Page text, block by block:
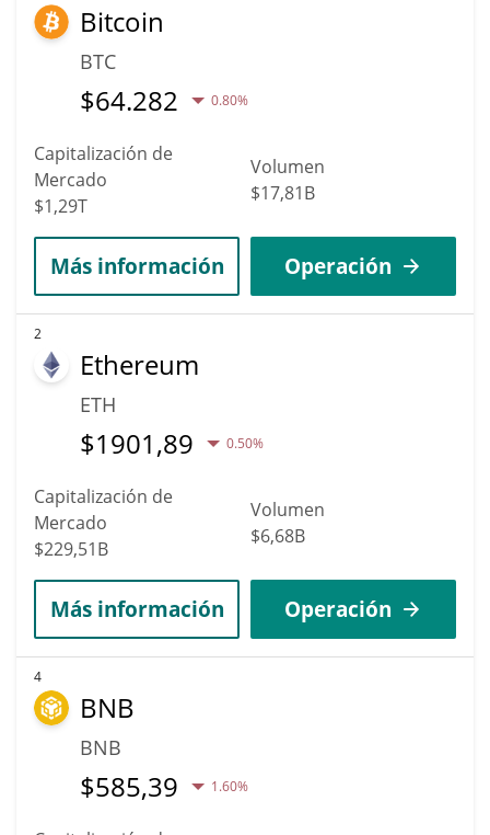
Bitcoin
BTC
$64.282 0.80%
Capitalización de
Mercado
$1,29T
Volumen
$17,81B
Más información Operación
2
Ethereum
ETH
$1901,89 0.50%
Capitalización de
Mercado
$229,51B
Volumen
$6,68B
Más información Operación
4
BNB
BNB
$585,39 1.60%